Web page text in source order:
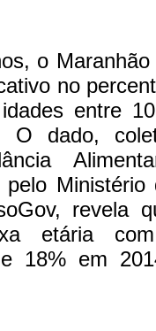
o
no
entre
O dado,
pelo
revela
etária
18% em